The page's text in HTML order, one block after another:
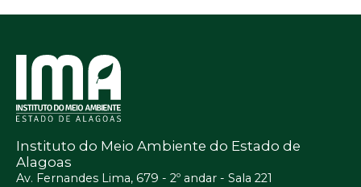
Instituto do Meio Ambiente do Estado de
Alagoas
Av. Fernandes Lima, 679 - 2º andar - Sala 221